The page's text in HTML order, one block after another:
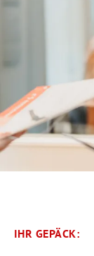
IHR GEPÄCK: